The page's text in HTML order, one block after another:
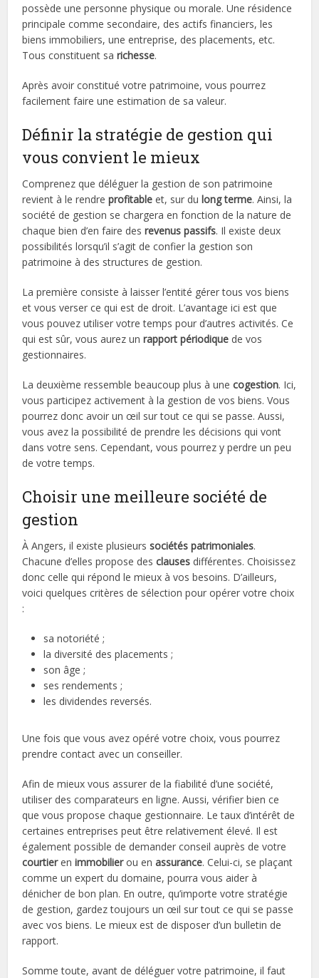
possède une personne physique ou morale. Une résidence
principale comme secondaire, des actifs financiers, les
biens immobiliers, une entreprise, des placements, etc.
Tous constituent sarichesse.
Après avoir constitué votre patrimoine, vous pourrez
facilement faire une estimation de sa valeur.
Définir la stratégie de gestion qui
vous convient le mieux
Comprenez que déléguer la gestion de son patrimoine
revient à le rendreprofitable et, sur dulong terme. Ainsi, la
société de gestion se chargera en fonction de la nature de
chaque bien d’en faire desrevenus passifs. Il existe deux
possibilités lorsqu’il s’agit de confier la gestion son
patrimoine à des structures de gestion.
La première consiste à laisser l’entité gérer tous vos biens
et vous verser ce qui est de droit. L’avantage ici est que
vous pouvez utiliser votre temps pour d’autres activités. Ce
qui est sûr, vous aurez unrapport périodique de vos
gestionnaires.
La deuxième ressemble beaucoup plus à unecogestion. Ici,
vous participez activement à la gestion de vos biens. Vous
pourrez donc avoir un œil sur tout ce qui se passe. Aussi,
vous avez la possibilité de prendre les décisions qui vont
dans votre sens. Cependant, vous pourrez y perdre un peu
de votre temps.
Choisir une meilleure société de
gestion
À Angers, il existe plusieurssociétés patrimoniales.
Chacune d’elles propose desclauses différentes. Choisissez
donc celle qui répond le mieux à vos besoins. D’ailleurs,
voici quelques critères de sélection pour opérer votre choix
:
sa notoriété ;
la diversité des placements ;
son âge ;
ses rendements ;
les dividendes reversés.
Une fois que vous avez opéré votre choix, vous pourrez
prendre contact avec un conseiller.
Afin de mieux vous assurer de la fiabilité d’une société,
utiliser des comparateurs en ligne. Aussi, vérifier bien ce
que vous propose chaque gestionnaire. Le taux d’intérêt de
certaines entreprises peut être relativement élevé. Il est
également possible de demander conseil auprès de votre
courtierenimmobilierou enassurance. Celui-ci, se plaçant
comme un expert du domaine, pourra vous aider à
dénicher de bon plan. En outre, qu’importe votre stratégie
de gestion, gardez toujours un œil sur tout ce qui se passe
avec vos biens. Le mieux est de disposer d’un bulletin de
rapport.
Somme toute, avant de déléguer votre patrimoine, il faut